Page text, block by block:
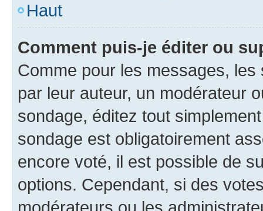
Haut
Comment puis-je éditer ou
Comme pour les messages,
par leur auteur, un modérateur
sondage, éditez tout
sondage est obligatoirement
encore voté, il est possible de
options. Cependant, si des